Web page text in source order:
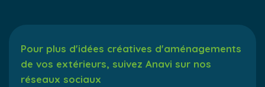
Pour plus d'idées créatives d'aménagements
de vos extérieurs, suivez Anavi sur nos
réseaux sociaux